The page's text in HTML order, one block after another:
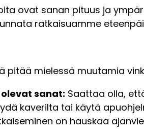
ovat sanan pituus ja
ratkaisuamme
pitää mielessä muutamia
sanat: Saattaa olla,
kaverilta tai käytä
on hauskaa